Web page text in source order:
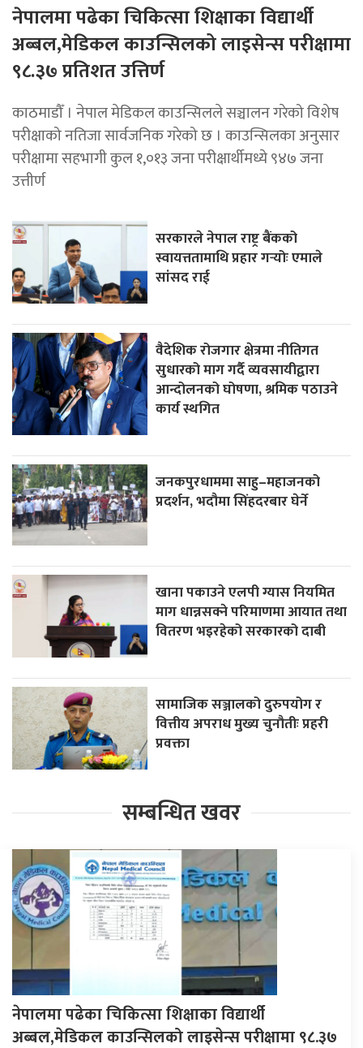
नेपालमा पढेका चिकित्सा शिक्षाका विद्यार्थी
अब्बल,मेडिकल काउन्सिलको लाइसेन्स परीक्षामा
९८.३७ प्रतिशत उत्तिर्ण
काठमाडौँ । नेपाल मेडिकल काउन्सिलले सञ्चालन गरेको विशेष
परीक्षाको नतिजा सार्वजनिक गरेको छ । काउन्सिलका अनुसार
परीक्षामा सहभागी कुल १,०१३ जना परीक्षार्थीमध्ये ९४७ जना
उत्तीर्ण
सरकारले नेपाल राष्ट्र बैंकको
स्वायत्ततामाथि प्रहार गर्‍योः एमाले
सांसद राई
वैदेशिक रोजगार क्षेत्रमा नीतिगत
सुधारको माग गर्दै व्यवसायीद्वारा
आन्दोलनको घोषणा, श्रमिक पठाउने
कार्य स्थगित
जनकपुरधाममा साहु–महाजनको
प्रदर्शन, भदौमा सिंहदरबार घेर्ने
खाना पकाउने एलपी ग्यास नियमित
माग धान्नसक्ने परिमाणमा आयात तथा
वितरण भइरहेको सरकारको दाबी
सामाजिक सञ्जालको दुरुपयोग र
वित्तीय अपराध मुख्य चुनौतीः प्रहरी
प्रवक्ता
सम्बन्धित खवर
नेपालमा पढेका चिकित्सा शिक्षाका विद्यार्थी
अब्बल,मेडिकल काउन्सिलको लाइसेन्स परीक्षामा ९८.३७